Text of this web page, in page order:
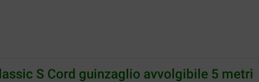
S Cord guinzaglio avvolgibile 5 metri